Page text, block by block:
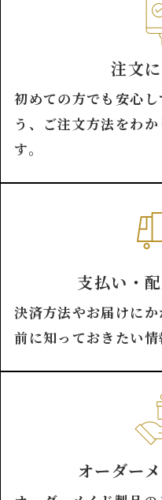
注文
初めての方でも安心
う、ご注文方法をわ
す。
支払い・
決済方法やお届けに
前に知っておきたい情
オーダー